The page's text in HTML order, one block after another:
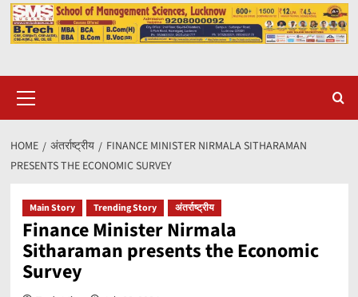
Menu
HOME अंतर्राष्ट्रीय
FINANCE MINISTER NIRMALA SITHARAMAN
PRESENTS THE ECONOMIC SURVEY
Main Story Trending Story अंतर्राष्ट्रीय
Finance Minister Nirmala
Sitharaman presents the Economic
Survey